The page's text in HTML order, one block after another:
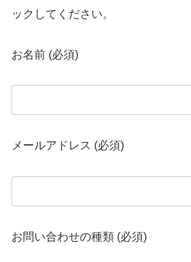
ックしてください。
お名前 (必須)
メールアドレス (必須)
お問い合わせの種類 (必須)